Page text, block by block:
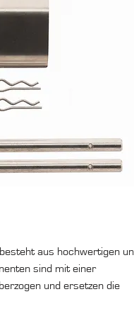
aus hochwertigen
sind mit einer
und ersetzen die